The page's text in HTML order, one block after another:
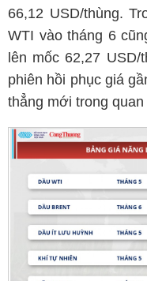
66,12 USD/thùng.
WTI vào tháng 6
lên mốc 62,27
phiên hồi phục giá
thẳng mới trong